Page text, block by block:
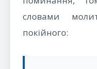
словами
покійного: